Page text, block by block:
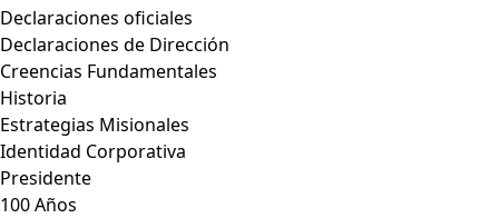
Declaraciones oficiales
Declaraciones de Dirección
Creencias Fundamentales
Historia
Estrategias Misionales
Identidad Corporativa
Presidente
100 Años